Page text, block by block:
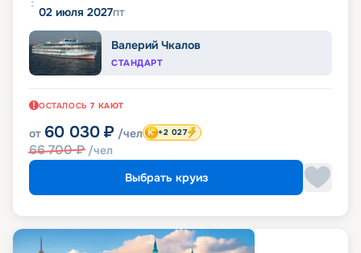
02 июля 2027пт
Валерий Чкалов
СТАНДАРТ
ОСТАЛОСЬ 7 КАЮТ
от 60 030 ₽ /чел
66 700₽ /чел
+2 027
Выбрать круиз